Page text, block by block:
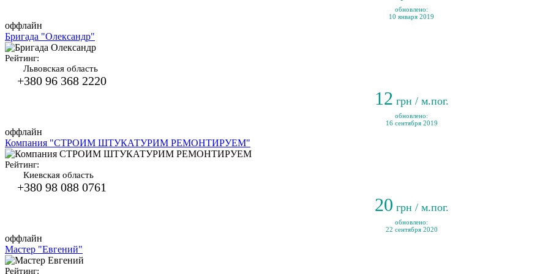
обновлено:
10 января 2019
оффлайн
Бригада "Олександр"
Рейтинг:
Львовская область
+380 96 368 2220
12 грн / м.пог.
обновлено:
16 сентября 2019
оффлайн
Компания "СТРОИМ ШТУКАТУРИМ РЕМОНТИРУЕМ"
Рейтинг:
Киевская область
+380 98 088 0761
20 грн / м.пог.
обновлено:
22 сентября 2020
оффлайн
Мастер "Евгений"
Рейтинг: